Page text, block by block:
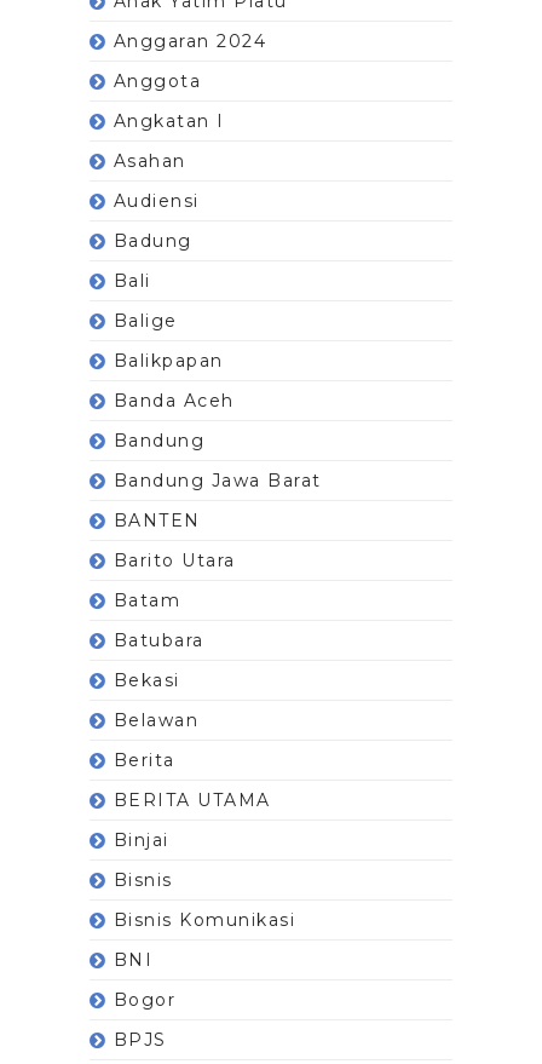
Anggaran 2024
Anggota
Angkatan I
Asahan
Audiensi
Badung
Bali
Balige
Balikpapan
Banda Aceh
Bandung
Bandung Jawa Barat
BANTEN
Barito Utara
Batam
Batubara
Bekasi
Belawan
Berita
BERITA UTAMA
Binjai
Bisnis
Bisnis Komunikasi
BNI
Bogor
BPJS